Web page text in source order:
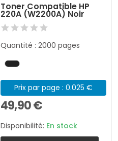
Toner Compatible HP
220A (W2200A) Noir
Quantité : 2000 pages
Prix par page : 0.025 €
49,90 €
Disponibilité: En stock